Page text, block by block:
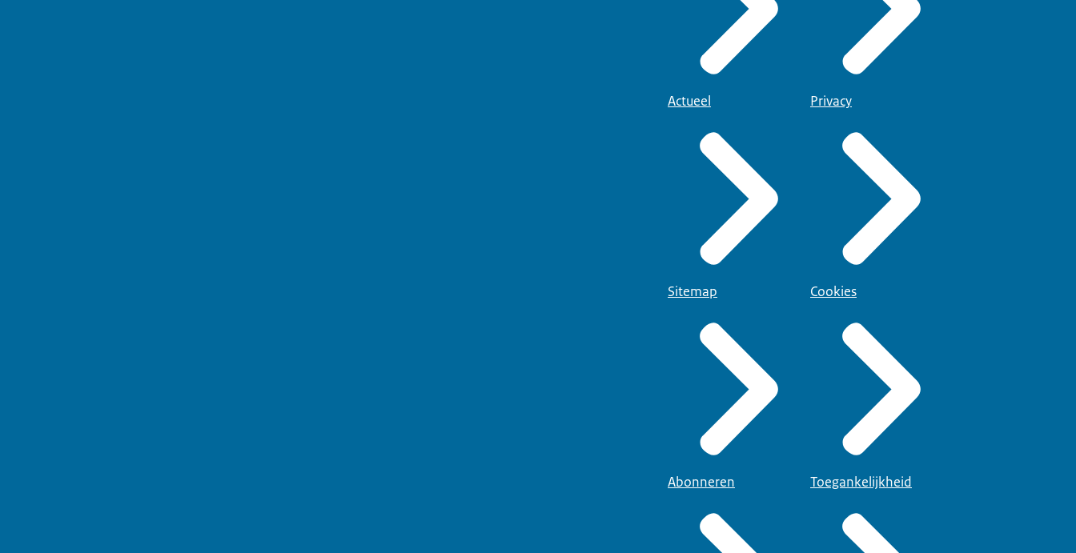
Actueel
Sitemap
Abonneren
Privacy
Cookies
Toegankelijkheid